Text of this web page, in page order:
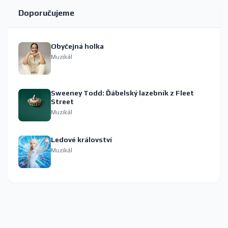
Doporučujeme
Obyčejná holka
Muzikál
Sweeney Todd: Ďábelský lazebník z Fleet
Street
Muzikál
Ledové království
Muzikál